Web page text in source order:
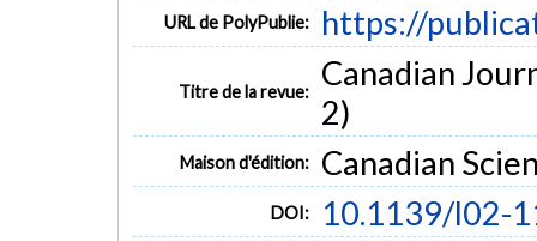
URL de PolyPublie: https://
Titre de la revue:
Canadian
2)
Maison d'édition: Canadian
DOI: 10.1139/l02-